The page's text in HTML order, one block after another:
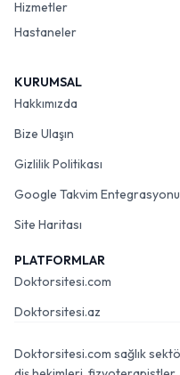
Hizmetler
Hastaneler
KURUMSAL
Hakkımızda
Bize Ulaşın
Gizlilik Politikası
Google Takvim Entegrasyonu
Site Haritası
PLATFORMLAR
Doktorsitesi.com
Doktorsitesi.az
Doktorsitesi.com sağlık